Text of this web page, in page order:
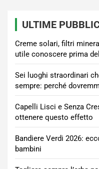
ULTIME
Creme solari, filtri
utile conoscere prima
Sei luoghi straordinari
sempre: perché
Capelli Lisci e Senza
ottenere questo effetto
Bandiere Verdi 2026:
bambini